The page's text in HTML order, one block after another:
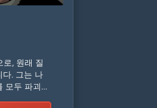
, 원래 질
다. 그는 나
모두 파괴하